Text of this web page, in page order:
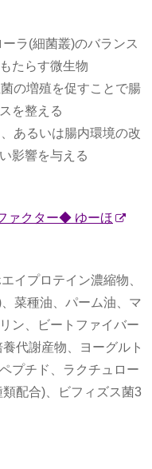
ラ(細菌叢)のバランス
たらす微生物
の増殖を促すことで腸
を整える
あるいは腸内環境の改
影響を与える
ァクター◆ ゆーほ
イプロテイン濃縮物、
菜種油、パーム油、マ
ン、ビートファイバー
代謝産物、ヨーグルト
プチド、ラクチュロー
配合)、ビフィズス菌3